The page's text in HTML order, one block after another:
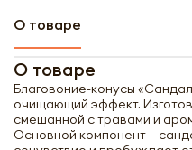
О товаре
О товаре
Благовоние-конусы
очищающий эффект.
смешанной с травами и
Основной компонент –